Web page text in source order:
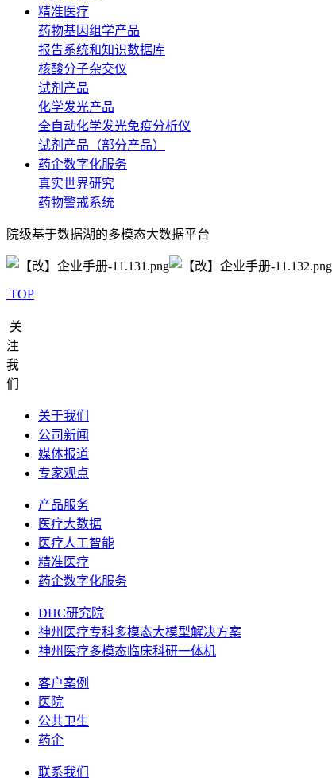
精准医疗
药物基因组学产品
报告系统和知识数据库
核酸分子杂交仪
试剂产品
化学发光产品
全自动化学发光免疫分析仪
试剂产品（部分产品）
药企数字化服务
真实世界研究
药物警戒系统
院级基于数据湖的多模态大数据平台
TOP
关
注
我
们
关于我们
公司新闻
媒体报道
专家观点
产品服务
医疗大数据
医疗人工智能
精准医疗
药企数字化服务
DHC研究院
神州医疗专科多模态大模型解决方案
神州医疗多模态临床科研一体机
客户案例
医院
公共卫生
药企
联系我们